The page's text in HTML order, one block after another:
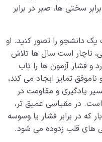
و عاقبت ما در
سلامت روح و قلبمان را
و آیا شوق مرگ نشانه
افراد به ما
سختی ها، صبر در برابر
دانشجو را تصور کنید. او
ناچار است سال ها تلاش
و فشار آزمون ها را تاب
تمایز ایجاد می کند،
یادگیری و مقاومت در
در مقیاسی عمیق تر،
که در برابر فشار یا وسوسه
های قلب زدوده می شود.